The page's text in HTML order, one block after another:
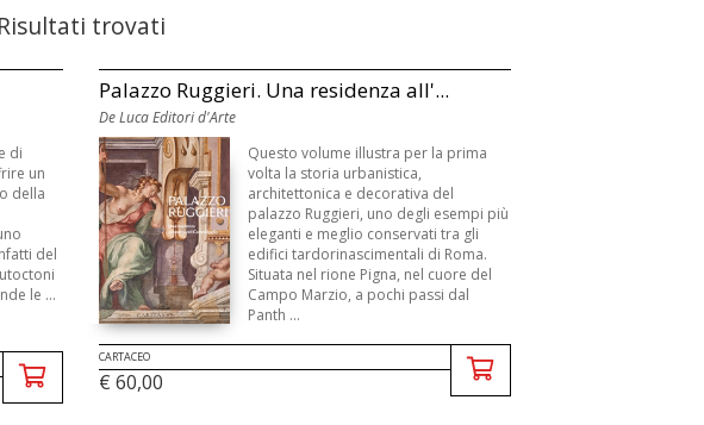
Risultati trovati
di
un
della
del
le ...
Palazzo Ruggieri. Una residenza all'...
De Luca Editori d'Arte
Questo volume illustra per la prima
volta la storia urbanistica,
architettonica e decorativa del
palazzo Ruggieri, uno degli esempi più
eleganti e meglio conservati tra gli
edifici tardorinascimentali di Roma.
Situata nel rione Pigna, nel cuore del
Campo Marzio, a pochi passi dal
Panth ...
CARTACEO
€ 60,00